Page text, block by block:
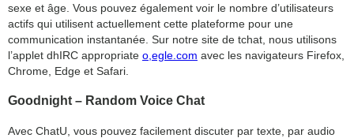
sexe et âge. Vous pouvez également voir le nombre d’utilisateurs
actifs qui utilisent actuellement cette plateforme pour une
communication instantanée. Sur notre site de tchat, nous utilisons
l’applet dhIRC appropriate o,egle.com avec les navigateurs Firefox,
Chrome, Edge et Safari.
Goodnight – Random Voice Chat
Avec ChatU, vous pouvez facilement discuter par texte, par audio